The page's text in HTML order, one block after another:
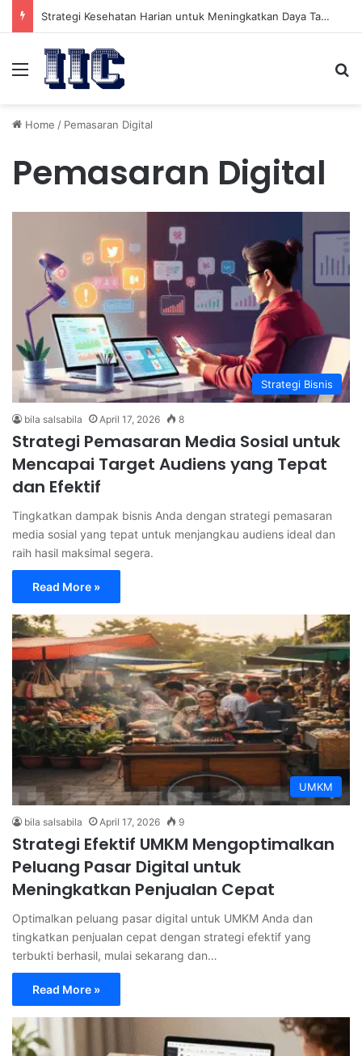
Strategi Kesehatan Harian untuk Meningkatkan Daya Tahan Tubuh dalam Beraktivitas
Menu
Home / Pemasaran Digital
Pemasaran Digital
Strategi Bisnis
bila salsabila April 17, 2026 8
Strategi Pemasaran Media Sosial untuk
Mencapai Target Audiens yang Tepat
dan Efektif
Tingkatkan dampak bisnis Anda dengan strategi pemasaran
media sosial yang tepat untuk menjangkau audiens ideal dan
raih hasil maksimal segera.
Read More »
UMKM
bila salsabila April 17, 2026 9
Strategi Efektif UMKM Mengoptimalkan
Peluang Pasar Digital untuk
Meningkatkan Penjualan Cepat
Optimalkan peluang pasar digital untuk UMKM Anda dan
tingkatkan penjualan cepat dengan strategi efektif yang
terbukti berhasil, mulai sekarang dan…
Read More »